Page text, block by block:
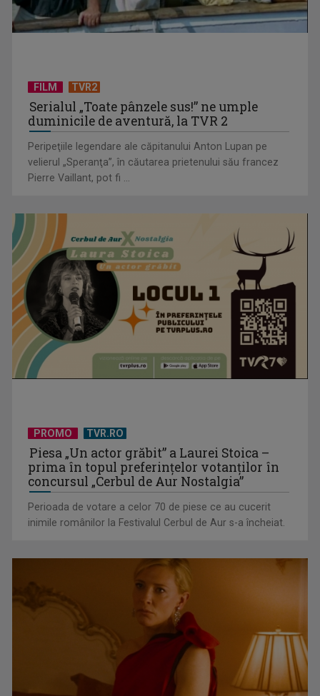
(P) Cum să montezi televizorul pe perete ca un profesionist
(P) De ce investesc tot mai mulți profesioniști în educație
(P) Sandale elegante pentru fetițe: 10 modele pentru
evenimente speciale
FILM TVR2
Serialul „Toate pânzele sus!” ne umple
duminicile de aventură, la TVR 2
Peripeţiile legendare ale căpitanului Anton Lupan pe
velierul „Speranţa”, în căutarea prietenului său francez
Pierre Vaillant, pot fi ...
PROMO TVR.RO
Piesa „Un actor grăbit” a Laurei Stoica –
prima în topul preferinţelor votanţilor în
concursul „Cerbul de Aur Nostalgia”
Perioada de votare a celor 70 de piese ce au cucerit
inimile românilor la Festivalul Cerbul de Aur s-a încheiat.